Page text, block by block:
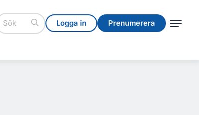
Logga in Prenumerera
Logga in Prenumerera